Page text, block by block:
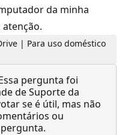
da minha
| Para uso doméstico
pergunta foi
de Suporte da
se é útil, mas não
ou